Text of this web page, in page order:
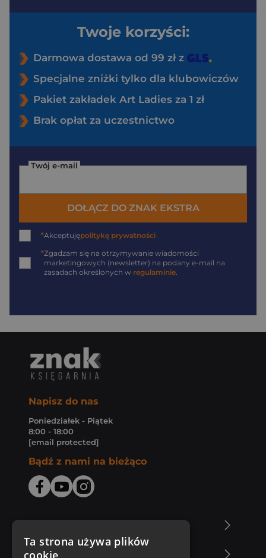
Twoje korzyści:
Darmowa dostawa od 99 zł z
Specjalne zniżki tylko dla klubowiczów
Pakiet zakładek Art Ladies za 1 zł
Brak opłat za uczestnictwo
Twój e-mail
DOŁĄCZ DO ZNAK EKSTRA
*Akceptujępolitykę prywatności
*Zgadzam się na otrzymywanie wiadomości
marketingowych (newsletter) na podany e-mail na
zasadach określonych w regulaminie
Napisz do nas
Poniedziałek - Piątek
8:00 - 18:00
[email protected]
Bądź z nami na bieżąco
Zakupy u nas
Ta strona używa plików
cookie